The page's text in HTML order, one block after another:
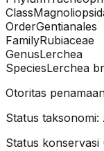
Class
OrderGentianales
FamilyRubiaceae
GenusLerchea
SpeciesLerchea
Otoritas
Status taksonomi:
Status konservasi